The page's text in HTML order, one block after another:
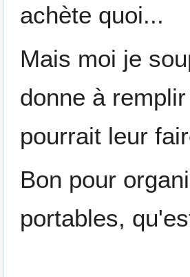
achète quoi...
Mais moi je
donne à
pourrait leur
Bon pour
portables,